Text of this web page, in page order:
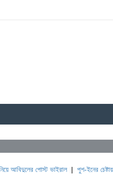
পোস্ট ভাইরাল|পুশ-ইনের চেষ্টায়